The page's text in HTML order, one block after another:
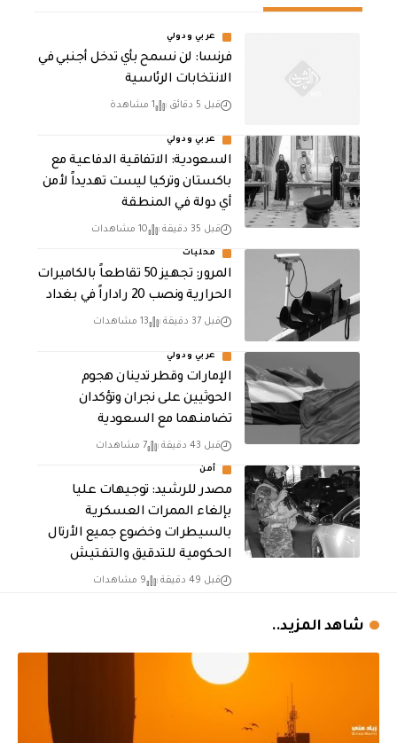
عربي ودولي
فرنسا: لن نسمح بأي تدخل أجنبي في
الانتخابات الرئاسية
قبل 5 دقائق 1 مشاهدة
عربي ودولي
السعودية: الاتفاقية الدفاعية مع
باكستان وتركيا ليست تهديداً لأمن
أي دولة في المنطقة
قبل 35 دقيقة 10 مشاهدات
محليات
المرور: تجهيز 50 تقاطعاً بالكاميرات
الحرارية ونصب 20 راداراً في بغداد
قبل 37 دقيقة 13 مشاهدات
عربي ودولي
الإمارات وقطر تدينان هجوم
الحوثيين على نجران وتؤكدان
تضامنهما مع السعودية
قبل 43 دقيقة 7 مشاهدات
أمن
مصدر للرشيد: توجيهات عليا
بإلغاء الممرات العسكرية
بالسيطرات وخضوع جميع الأرتال
الحكومية للتدقيق والتفتيش
قبل 49 دقيقة 9 مشاهدات
شاهد المزيد..